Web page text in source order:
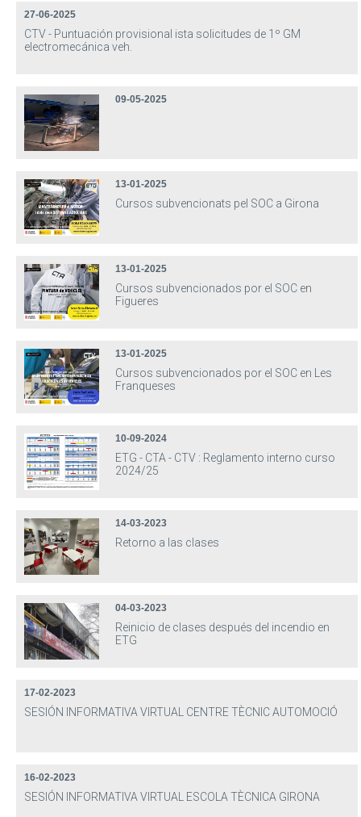
27-06-2025
CTV - Puntuación provisional ista solicitudes de 1º GM
electromecánica veh.
09-05-2025
13-01-2025
Cursos subvencionats pel SOC a Girona
13-01-2025
Cursos subvencionados por el SOC en
Figueres
13-01-2025
Cursos subvencionados por el SOC en Les
Franqueses
10-09-2024
ETG - CTA - CTV : Reglamento interno curso
2024/25
14-03-2023
Retorno a las clases
04-03-2023
Reinicio de clases después del incendio en
ETG
17-02-2023
SESIÓN INFORMATIVA VIRTUAL CENTRE TÈCNIC AUTOMOCIÓ
16-02-2023
SESIÓN INFORMATIVA VIRTUAL ESCOLA TÈCNICA GIRONA